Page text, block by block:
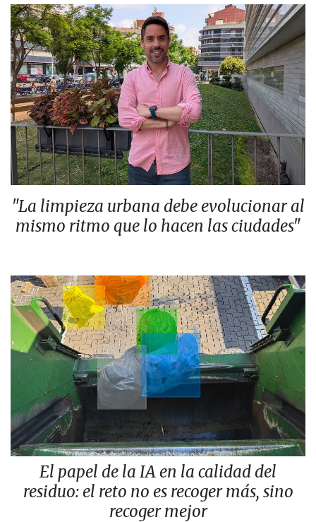
"La limpieza urbana debe evolucionar al
mismo ritmo que lo hacen las ciudades"
El papel de la IA en la calidad del
residuo: el reto no es recoger más, sino
recoger mejor